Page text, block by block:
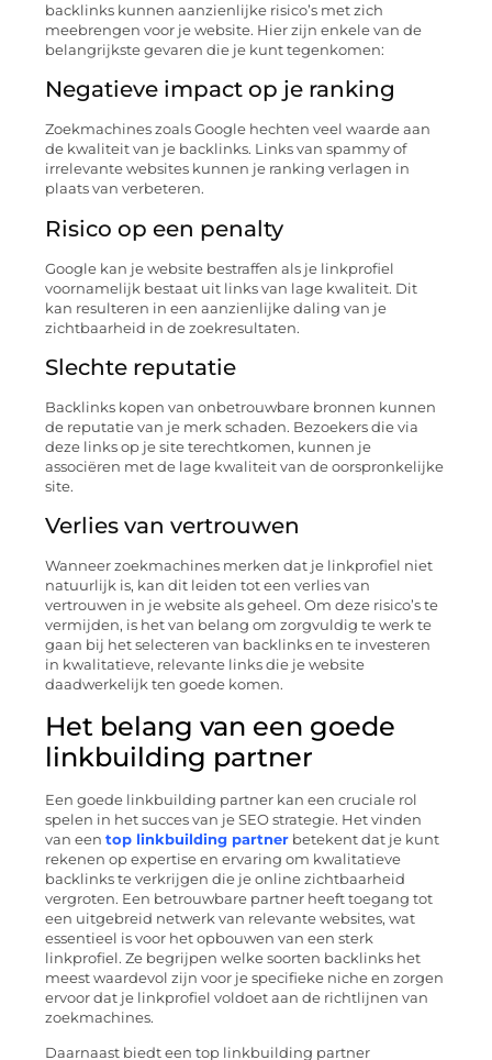
backlinks kunnen aanzienlijke risico’s met zich
meebrengen voor je website. Hier zijn enkele van de
belangrijkste gevaren die je kunt tegenkomen:
Negatieve impact op je ranking
Zoekmachines zoals Google hechten veel waarde aan
de kwaliteit van je backlinks. Links van spammy of
irrelevante websites kunnen je ranking verlagen in
plaats van verbeteren.
Risico op een penalty
Google kan je website bestraffen als je linkprofiel
voornamelijk bestaat uit links van lage kwaliteit. Dit
kan resulteren in een aanzienlijke daling van je
zichtbaarheid in de zoekresultaten.
Slechte reputatie
Backlinks kopen van onbetrouwbare bronnen kunnen
de reputatie van je merk schaden. Bezoekers die via
deze links op je site terechtkomen, kunnen je
associëren met de lage kwaliteit van de oorspronkelijke
site.
Verlies van vertrouwen
Wanneer zoekmachines merken dat je linkprofiel niet
natuurlijk is, kan dit leiden tot een verlies van
vertrouwen in je website als geheel. Om deze risico’s te
vermijden, is het van belang om zorgvuldig te werk te
gaan bij het selecteren van backlinks en te investeren
in kwalitatieve, relevante links die je website
daadwerkelijk ten goede komen.
Het belang van een goede
linkbuilding partner
Een goede linkbuilding partner kan een cruciale rol
spelen in het succes van je SEO strategie. Het vinden
van een top linkbuilding partner betekent dat je kunt
rekenen op expertise en ervaring om kwalitatieve
backlinks te verkrijgen die je online zichtbaarheid
vergroten. Een betrouwbare partner heeft toegang tot
een uitgebreid netwerk van relevante websites, wat
essentieel is voor het opbouwen van een sterk
linkprofiel. Ze begrijpen welke soorten backlinks het
meest waardevol zijn voor je specifieke niche en zorgen
ervoor dat je linkprofiel voldoet aan de richtlijnen van
zoekmachines.
Daarnaast biedt een top linkbuilding partner